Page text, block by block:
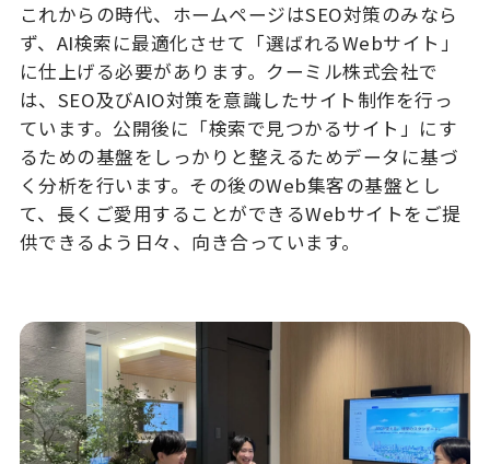
これからの時代、ホームページはSEO対策のみなら
ず、AI検索に最適化させて「選ばれるWebサイト」
に仕上げる必要があります。クーミル株式会社で
は、SEO及びAIO対策を意識したサイト制作を行っ
ています。公開後に「検索で見つかるサイト」にす
るための基盤をしっかりと整えるためデータに基づ
く分析を行います。その後のWeb集客の基盤とし
て、長くご愛用することができるWebサイトをご提
供できるよう日々、向き合っています。